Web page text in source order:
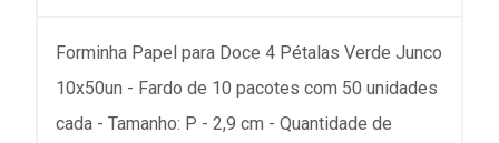
Forminha Papel para Doce 4 Pétalas Verde Junco
10x50un - Fardo de 10 pacotes com 50 unidades
cada - Tamanho: P - 2,9 cm - Quantidade de